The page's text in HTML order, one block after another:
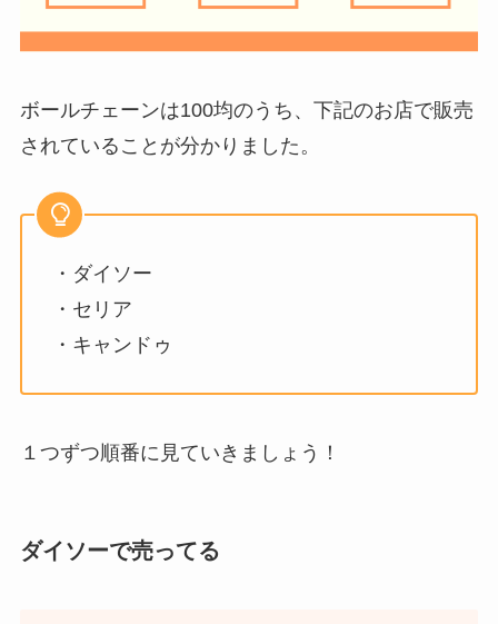
ボールチェーンは100均のうち、下記のお店で販売
されていることが分かりました。
・ダイソー
・セリア
・キャンドゥ
１つずつ順番に見ていきましょう！
ダイソーで売ってる